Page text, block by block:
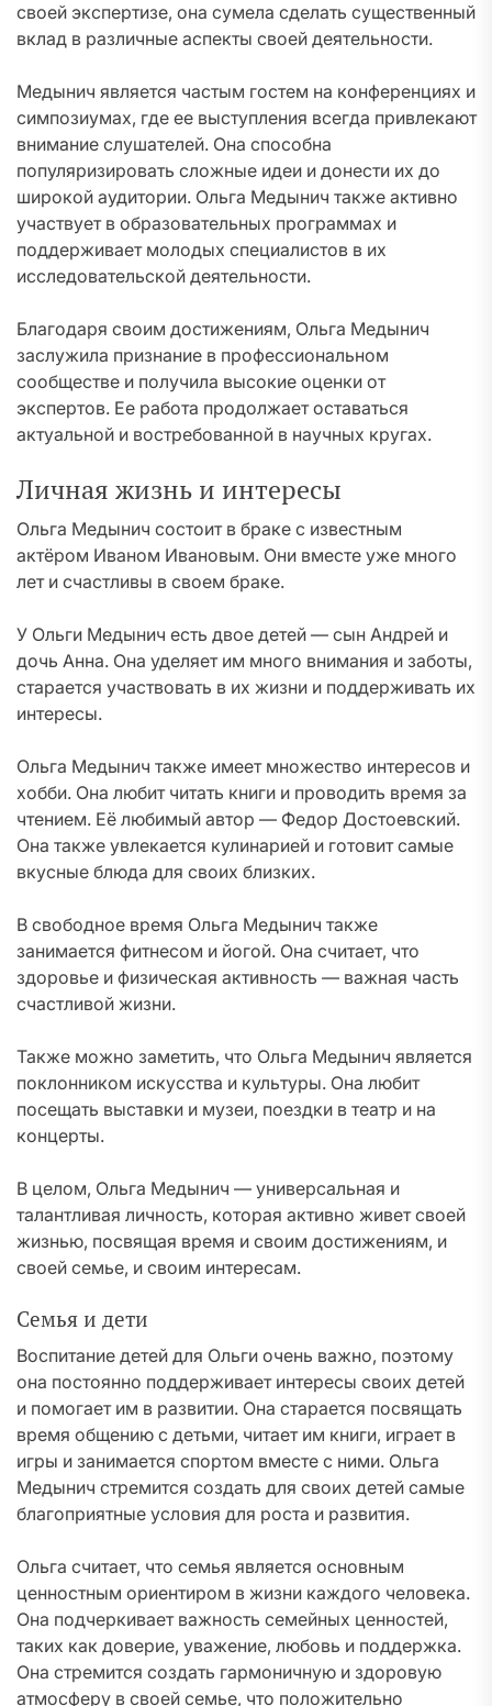
своей экспертизе, она сумела сделать существенный
вклад в различные аспекты своей деятельности.
Медынич является частым гостем на конференциях и
симпозиумах, где ее выступления всегда привлекают
внимание слушателей. Она способна
популяризировать сложные идеи и донести их до
широкой аудитории. Ольга Медынич также активно
участвует в образовательных программах и
поддерживает молодых специалистов в их
исследовательской деятельности.
Благодаря своим достижениям, Ольга Медынич
заслужила признание в профессиональном
сообществе и получила высокие оценки от
экспертов. Ее работа продолжает оставаться
актуальной и востребованной в научных кругах.
Личная жизнь и интересы
Ольга Медынич состоит в браке с известным
актёром Иваном Ивановым. Они вместе уже много
лет и счастливы в своем браке.
У Ольги Медынич есть двое детей — сын Андрей и
дочь Анна. Она уделяет им много внимания и заботы,
старается участвовать в их жизни и поддерживать их
интересы.
Ольга Медынич также имеет множество интересов и
хобби. Она любит читать книги и проводить время за
чтением. Её любимый автор — Федор Достоевский.
Она также увлекается кулинарией и готовит самые
вкусные блюда для своих близких.
В свободное время Ольга Медынич также
занимается фитнесом и йогой. Она считает, что
здоровье и физическая активность — важная часть
счастливой жизни.
Также можно заметить, что Ольга Медынич является
поклонником искусства и культуры. Она любит
посещать выставки и музеи, поездки в театр и на
концерты.
В целом, Ольга Медынич — универсальная и
талантливая личность, которая активно живет своей
жизнью, посвящая время и своим достижениям, и
своей семье, и своим интересам.
Семья и дети
Воспитание детей для Ольги очень важно, поэтому
она постоянно поддерживает интересы своих детей
и помогает им в развитии. Она старается посвящать
время общению с детьми, читает им книги, играет в
игры и занимается спортом вместе с ними. Ольга
Медынич стремится создать для своих детей самые
благоприятные условия для роста и развития.
Ольга считает, что семья является основным
ценностным ориентиром в жизни каждого человека.
Она подчеркивает важность семейных ценностей,
таких как доверие, уважение, любовь и поддержка.
Она стремится создать гармоничную и здоровую
атмосферу в своей семье, что положительно